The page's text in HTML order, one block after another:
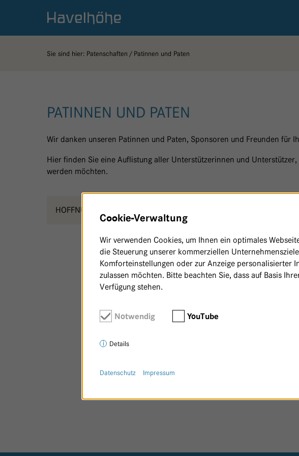
Logo Gemeinschaftskrankenhaus Havelhöhe
Sie sind hier: Patenschaften Patinnen und Paten
PATINNEN UND PATEN
Wir danken unseren Patinnen und Paten, Sponsoren und Freunden für
Hier finden Sie eine Auflistung aller Unterstützerinnen und
werden möchten.
HOFFNUNGSRÄUME
Cookie-Verwaltung
Wir verwenden Cookies, um Ihnen ein optimales
die Steuerung unserer kommerziellen
Komforteinstellungen oder zur Anzeige personalisierter
zulassen möchten. Bitte beachten Sie, dass auf Basis
Verfügung stehen.
Notwendig YouTube
Details
Datenschutz Impressum